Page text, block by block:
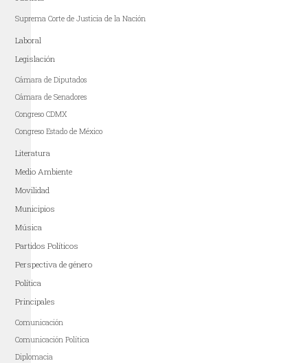
Suprema Corte de Justicia de la Nación
Laboral
Legislación
Cámara de Diputados
Cámara de Senadores
Congreso CDMX
Congreso Estado de México
Literatura
Medio Ambiente
Movilidad
Municipios
Música
Partidos Políticos
Perspectiva de género
Política
Principales
Comunicación
Comunicación Política
Diplomacia